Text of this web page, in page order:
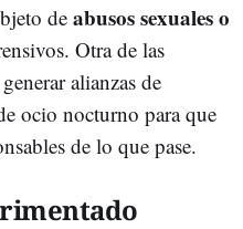
de abusos sexuales o
Otra de las
alianzas de
ocio nocturno para que
de lo que pase.